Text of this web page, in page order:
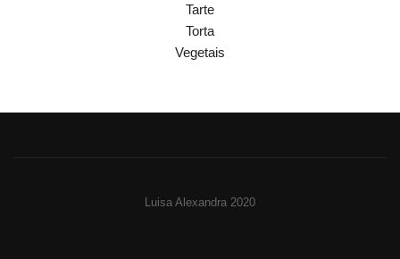
Tarte
Torta
Vegetais
Luisa Alexandra 2020